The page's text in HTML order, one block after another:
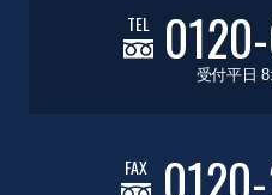
TEL
受付平日
FAX